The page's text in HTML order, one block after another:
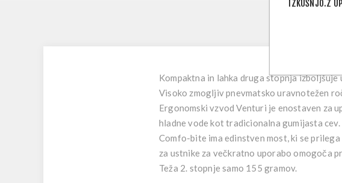
Kompaktna in lahka druga stopnja
Visoko zmogljiv pnevmatsko uravnotežen
Ergonomski vzvod Venturi je enostaven za
hladne vode kot tradicionalna gumijasta
Comfo-bite ima edinstven most, ki se
za ustnike za večkratno uporabo omogoča
Teža 2. stopnje samo 155 gramov.
IZKUŠNJO.Z